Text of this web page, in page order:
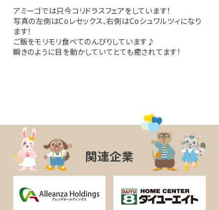
アミーゴでは只今コリドラスフェアをしています！
写真の左側はCoレセックス、右側はCoシュワルツィになり
ます！
ご飯をモリモリ食べてのんびりしています♪
瞬きのように目を動かしていてとても癒されてます！
関連企業